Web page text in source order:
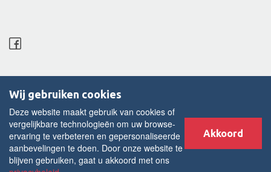
van Kints B.V © 2015 - 2026 |
Disclaimer
Cookies
Algemene voorwaarden
Privacy statement
Wij gebruiken cookies
Deze website maakt gebruik van cookies of
vergelijkbare technologieën om uw browse-
ervaring te verbeteren en gepersonaliseerde
aanbevelingen te doen. Door onze website te
blijven gebruiken, gaat u akkoord met ons
Akkoord